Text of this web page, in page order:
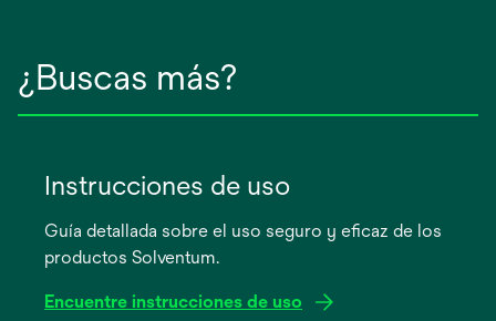
¿Buscas más?
Instrucciones de uso
Guía detallada sobre el uso seguro y eficaz de los
productos Solventum.
Encuentre instrucciones de uso